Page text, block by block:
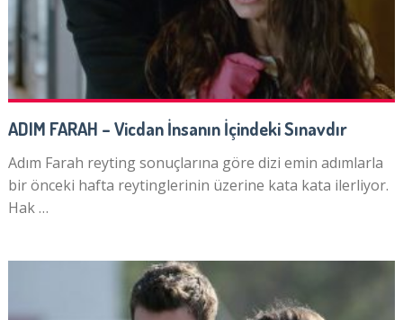
ADIM FARAH – Vicdan İnsanın İçindeki Sınavdır
Adım Farah reyting sonuçlarına göre dizi emin adımlarla
bir önceki hafta reytinglerinin üzerine kata kata ilerliyor.
Hak …